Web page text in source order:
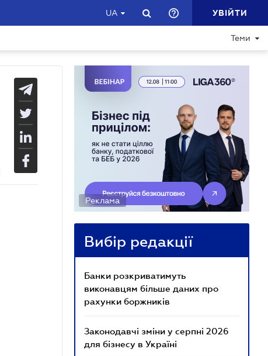
UA УВІЙТИ
Теми
Реклама
Вибір редакції
Банки розкриватимуть
виконавцям більше даних про
рахунки боржників
Законодавчі зміни у серпні 2026
для бізнесу в Україні